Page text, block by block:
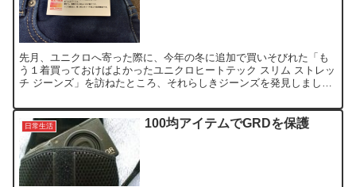
先月、ユニクロへ寄った際に、今年の冬に追加で買いそびれた「も
う１着買っておけばよかったユニクロヒートテック スリム ストレッ
チ ジーンズ」を訪ねたところ、それらしきジーンズを発見しまし
日常生活 100均アイテムでGRDを保護